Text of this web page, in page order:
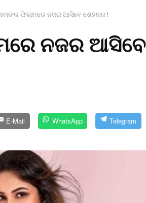
ଫିଲ୍ମରେ ନଜର ଆସିବେ ଶେହନାଜ !
ନଜର ଆସିବେ
E-Mail WhatsApp Telegram